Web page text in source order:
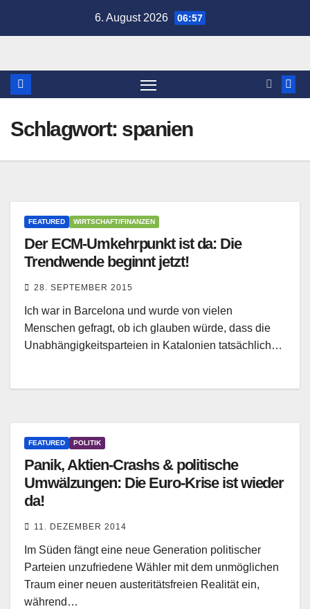
6. August 2026 06:57
Schlagwort: spanien
FEATURED WIRTSCHAFT/FINANZEN
Der ECM-Umkehrpunkt ist da: Die
Trendwende beginnt jetzt!
28. SEPTEMBER 2015
Ich war in Barcelona und wurde von vielen
Menschen gefragt, ob ich glauben würde, dass die
Unabhängigkeitsparteien in Katalonien tatsächlich…
FEATURED POLITIK
Panik, Aktien-Crashs & politische
Umwälzungen: Die Euro-Krise ist wieder
da!
11. DEZEMBER 2014
Im Süden fängt eine neue Generation politischer
Parteien unzufriedene Wähler mit dem unmöglichen
Traum einer neuen austeritätsfreien Realität ein,
während…